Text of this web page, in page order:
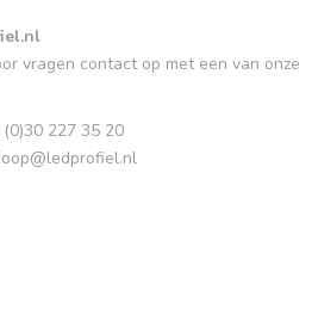
vragen contact op met een van onze
227 35 20